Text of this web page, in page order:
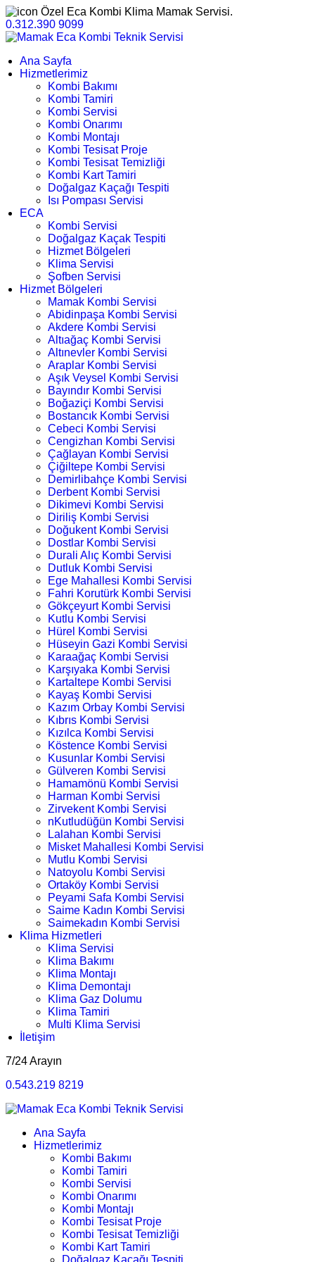
Özel Eca Kombi Klima Mamak Servisi.
0.312.390 9099
Ana Sayfa
Hizmetlerimiz
Kombi Bakımı
Kombi Tamiri
Kombi Servisi
Kombi Onarımı
Kombi Montajı
Kombi Tesisat Proje
Kombi Tesisat Temizliği
Kombi Kart Tamiri
Doğalgaz Kaçağı Tespiti
Isı Pompası Servisi
ECA
Kombi Servisi
Doğalgaz Kaçak Tespiti
Hizmet Bölgeleri
Klima Servisi
Şofben Servisi
Hizmet Bölgeleri
Mamak Kombi Servisi
Abidinpaşa Kombi Servisi
Akdere Kombi Servisi
Altıağaç Kombi Servisi
Altınevler Kombi Servisi
Araplar Kombi Servisi
Aşık Veysel Kombi Servisi
Bayındır Kombi Servisi
Boğaziçi Kombi Servisi
Bostancık Kombi Servisi
Cebeci Kombi Servisi
Cengizhan Kombi Servisi
Çağlayan Kombi Servisi
Çiğiltepe Kombi Servisi
Demirlibahçe Kombi Servisi
Derbent Kombi Servisi
Dikimevi Kombi Servisi
Diriliş Kombi Servisi
Doğukent Kombi Servisi
Dostlar Kombi Servisi
Durali Alıç Kombi Servisi
Dutluk Kombi Servisi
Ege Mahallesi Kombi Servisi
Fahri Korutürk Kombi Servisi
Gökçeyurt Kombi Servisi
Kutlu Kombi Servisi
Hürel Kombi Servisi
Hüseyin Gazi Kombi Servisi
Karaağaç Kombi Servisi
Karşıyaka Kombi Servisi
Kartaltepe Kombi Servisi
Kayaş Kombi Servisi
Kazım Orbay Kombi Servisi
Kıbrıs Kombi Servisi
Kızılca Kombi Servisi
Köstence Kombi Servisi
Kusunlar Kombi Servisi
Gülveren Kombi Servisi
Hamamönü Kombi Servisi
Harman Kombi Servisi
Zirvekent Kombi Servisi
nKutludüğün Kombi Servisi
Lalahan Kombi Servisi
Misket Mahallesi Kombi Servisi
Mutlu Kombi Servisi
Natoyolu Kombi Servisi
Ortaköy Kombi Servisi
Peyami Safa Kombi Servisi
Saime Kadın Kombi Servisi
Saimekadın Kombi Servisi
Klima Hizmetleri
Klima Servisi
Klima Bakımı
Klima Montajı
Klima Demontajı
Klima Gaz Dolumu
Klima Tamiri
Multi Klima Servisi
İletişim
7/24 Arayın
0.543.219 8219
Ana Sayfa
Hizmetlerimiz
Kombi Bakımı
Kombi Tamiri
Kombi Servisi
Kombi Onarımı
Kombi Montajı
Kombi Tesisat Proje
Kombi Tesisat Temizliği
Kombi Kart Tamiri
Doğalgaz Kaçağı Tespiti